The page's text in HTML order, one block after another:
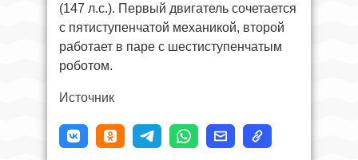
(147 л.с.). Первый двигатель сочетается
с пятиступенчатой механикой, второй
работает в паре с шестиступенчатым
роботом.
Источник